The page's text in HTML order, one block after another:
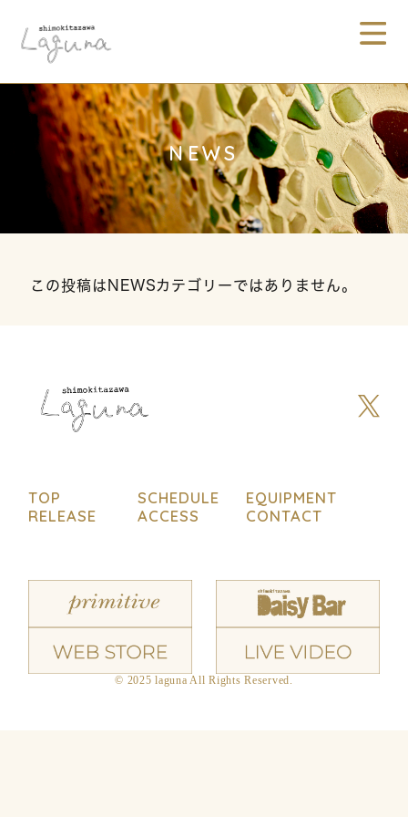
NEWS
この投稿はNEWSカテゴリーではありません。
TOP SCHEDULE
EQUIPMENT
RELEASE
ACCESS CONTACT
© 2025 laguna All Rights Reserved.